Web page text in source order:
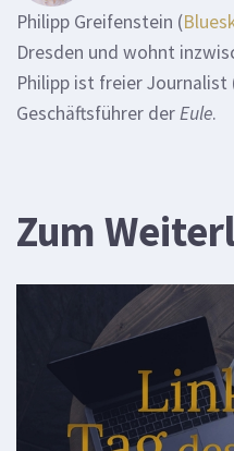
Philipp Greifenstein (
Dresden und wohnt
Philipp ist freier Journalist
Geschäftsführer derEule.
Zum